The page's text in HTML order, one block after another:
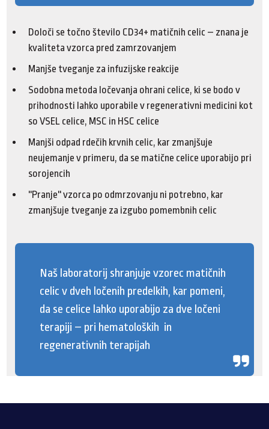
Določi se točno število CD34+ matičnih celic – znana je
kvaliteta vzorca pred zamrzovanjem
Manjše tveganje za infuzijske reakcije
Sodobna metoda ločevanja ohrani celice, ki se bodo v
prihodnosti lahko uporabile v regenerativni medicini kot
so VSEL celice, MSC in HSC celice
Manjši odpad rdečih krvnih celic, kar zmanjšuje
neujemanje v primeru, da se matične celice uporabijo pri
sorojencih
''Pranje'' vzorca po odmrzovanju ni potrebno, kar
zmanjšuje tveganje za izgubo pomembnih celic
Naš laboratorij shranjuje vzorec matičnih
celic v dveh ločenih predelkih, kar pomeni,
da se celice lahko uporabijo za dve ločeni
terapiji – pri hematoloških in
regenerativnih terapijah